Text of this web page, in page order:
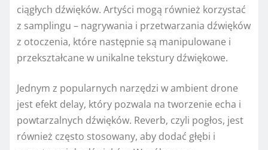
ciągłych dźwięków. Artyści mogą również korzystać
z samplingu – nagrywania i przetwarzania dźwięków
z otoczenia, które następnie są manipulowane i
przekształcane w unikalne tekstury dźwiękowe.
Jednym z popularnych narzędzi w ambient drone
jest efekt delay, który pozwala na tworzenie echa i
powtarzalnych dźwięków. Reverb, czyli pogłos, jest
również często stosowany, aby dodać głębi i